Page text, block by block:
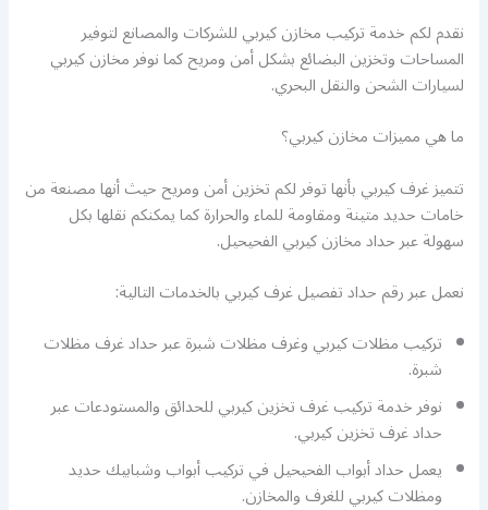
نقدم لكم خدمة تركيب مخازن كيربي للشركات والمصانع لتوفير
المساحات وتخزين البضائع بشكل أمن ومريح كما نوفر مخازن كيربي
لسيارات الشحن والنقل البحري.
ما هي مميزات مخازن كيربي؟
تتميز غرف كيربي بأنها توفر لكم تخزين أمن ومريح حيث أنها مصنعة من
خامات حديد متينة ومقاومة للماء والحرارة كما يمكنكم نقلها بكل
سهولة عبر حداد مخازن كيربي الفحيحيل.
نعمل عبر رقم حداد تفصيل غرف كيربي بالخدمات التالية:
تركيب مظلات كيربي وغرف مظلات شبرة عبر حداد غرف مظلات
شبرة.
نوفر خدمة تركيب غرف تخزين كيربي للحدائق والمستودعات عبر
حداد غرف تخزين كيربي.
يعمل حداد أبواب الفحيحيل في تركيب أبواب وشبابيك حديد
ومظلات كيربي للغرف والمخازن.